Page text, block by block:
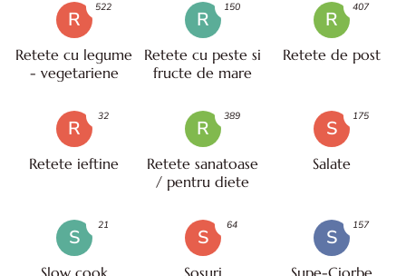
R
Retete cu legume
- vegetariene
522
R
Retete cu peste si
fructe de mare
150
R
Retete de post
407
R
Retete ieftine
32
R
Retete sanatoase
/ pentru diete
389
S
Salate
175
S
Slow cook
21
S
Sosuri
64
S
Supe-Ciorbe
157